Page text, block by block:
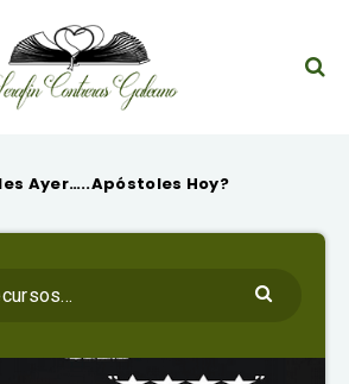
Ayer…..Apóstoles Hoy?